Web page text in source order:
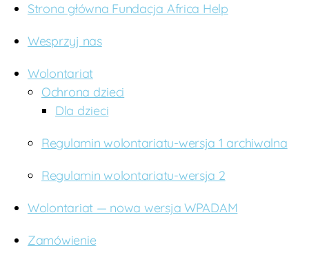
Strona główna Fundacja Africa Help
Wesprzyj nas
Wolontariat
Ochrona dzieci
Dla dzieci
Regulamin wolontariatu-wersja 1 archiwalna
Regulamin wolontariatu-wersja 2
Wolontariat — nowa wersja WPADAM
Zamówienie